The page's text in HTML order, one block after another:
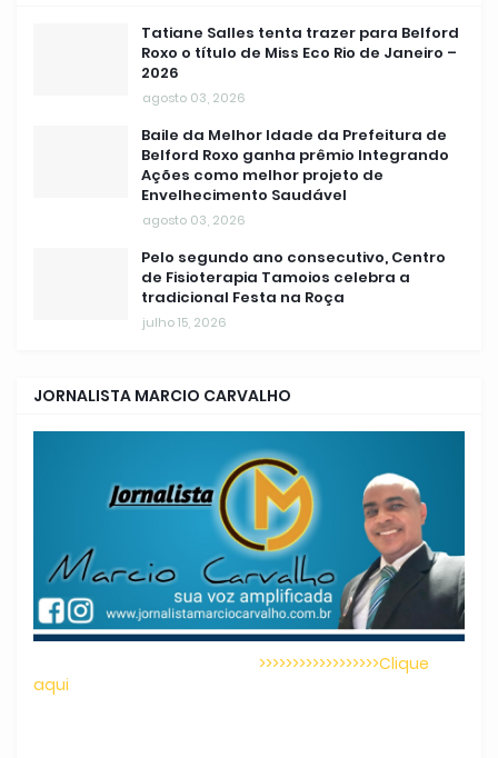
Tatiane Salles tenta trazer para Belford
Roxo o título de Miss Eco Rio de Janeiro –
2026
agosto 03, 2026
Baile da Melhor Idade da Prefeitura de
Belford Roxo ganha prêmio Integrando
Ações como melhor projeto de
Envelhecimento Saudável
agosto 03, 2026
Pelo segundo ano consecutivo, Centro
de Fisioterapia Tamoios celebra a
tradicional Festa na Roça
julho 15, 2026
JORNALISTA MARCIO CARVALHO
>>>>>>>>>>>>>>>>>>Clique
aqui